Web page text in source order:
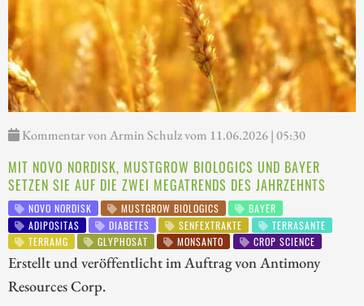
Kommentar von Armin Schulz vom 11.06.2026 | 05:30
MIT NOVO NORDISK, MUSTGROW BIOLOGICS UND BAYER
SETZEN SIE AUF DIE ZWEI MEGATRENDS DES JAHRZEHNTS
NOVO NORDISK MUSTGROW BIOLOGICS
BAYER
ADIPOSITAS
DIABETES SENFEXTRAKTE
TERRASANTE
TERRAMG
GLYPHOSAT MONSANTO CROP SCIENCE
Erstellt und veröffentlicht im Auftrag von Antimony
Resources Corp.